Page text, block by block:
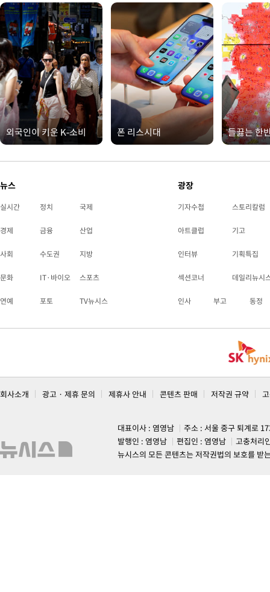
외국인이 키운 K-소비 폰 리스시대 들끓는 한
뉴스
실시간 정치 국제
경제 금융 산업
사회 수도권 지방
문화 IT·바이오 스포츠
연예 포토 TV뉴시스
광장
기자수첩 스토리칼럼
아트클럽 기고
인터뷰 기획특집
섹션코너 데일리뉴시
인사 부고 동정
회사소개 광고 · 제휴 문의 제휴사 안내 콘텐츠 판매 저작권 규약
대표이사 : 염영남
주소 : 서울 중구 퇴계로
발행인 : 염영남
편집인 : 염영남
고충처리
뉴시스의 모든 콘텐츠는 저작권법의 보호를